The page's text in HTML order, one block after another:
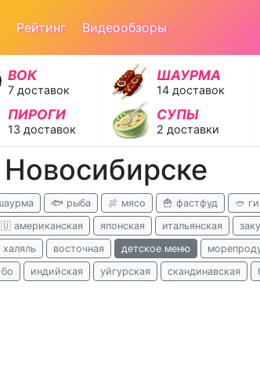
Рейтинг Видеообзоры
ВОК
7 доставок
ШАУРМА
14 доставок
ПИРОГИ
13 доставок
СУПЫ
2 доставки
🐟 рыба 🍖 мясо 🍟 фастфуд 🥙
🇺 американская японская итальянская
халяль восточная детское меню
индийская уйгурская скандинавская